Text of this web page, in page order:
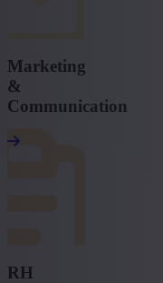
Marketing
&
Communication
RH